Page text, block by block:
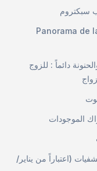
Panorama de
دائماً : للزوج
الموجودات
(اعتباراً من يناير/